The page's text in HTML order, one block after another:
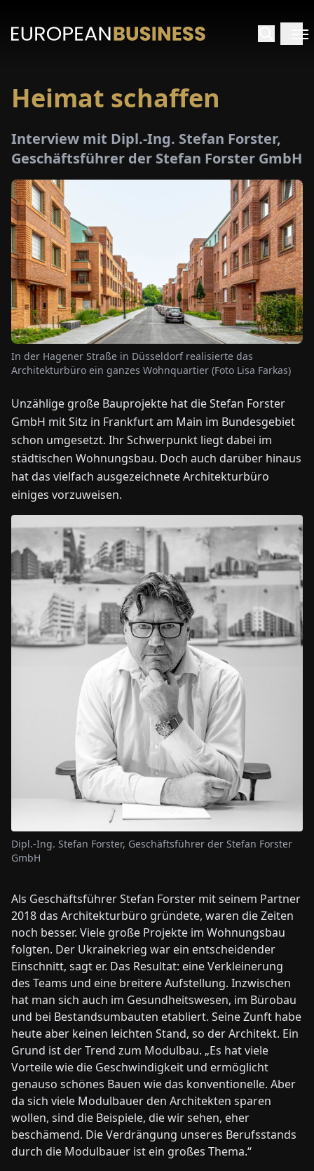
PAPER
NEWS
UNS
EN DE FR ESIT NL PL
KONTAKT
UNS
Heimat schaffen
Interview mit Dipl.-Ing. Stefan Forster,
Geschäftsführer der Stefan Forster GmbH
In der Hagener Straße in Düsseldorf realisierte das
Architekturbüro ein ganzes Wohnquartier (Foto Lisa Farkas)
Unzählige große Bauprojekte hat die Stefan Forster
GmbH mit Sitz in Frankfurt am Main im Bundesgebiet
schon umgesetzt. Ihr Schwerpunkt liegt dabei im
städtischen Wohnungsbau. Doch auch darüber hinaus
hat das vielfach ausgezeichnete Architekturbüro
einiges vorzuweisen.
Als Geschäftsführer Stefan Forster mit seinem Partner
2018 das Architekturbüro gründete, waren die Zeiten
noch besser. Viele große Projekte im Wohnungsbau
folgten. Der Ukrainekrieg war ein entscheidender
Einschnitt, sagt er. Das Resultat: eine Verkleinerung
des Teams und eine breitere Aufstellung. Inzwischen
hat man sich auch im Gesundheitswesen, im Bürobau
und bei Bestandsumbauten etabliert. Seine Zunft habe
heute aber keinen leichten Stand, so der Architekt. Ein
Grund ist der Trend zum Modulbau. „Es hat viele
Vorteile wie die Geschwindigkeit und ermöglicht
genauso schönes Bauen wie das konventionelle. Aber
da sich viele Modulbauer den Architekten sparen
wollen, sind die Beispiele, die wir sehen, eher
beschämend. Die Verdrängung unseres Berufsstands
durch die Modulbauer ist ein großes Thema.“
Dipl.-Ing. Stefan Forster, Geschäftsführer der Stefan Forster
GmbH